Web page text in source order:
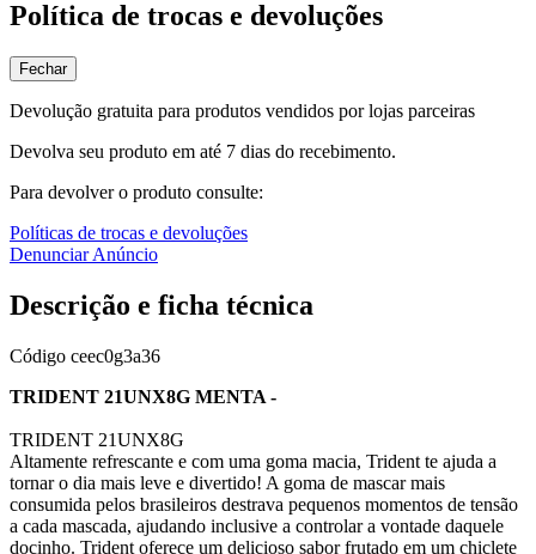
Política de trocas e devoluções
Fechar
Devolução gratuita para produtos vendidos por lojas parceiras
Devolva seu produto em até 7 dias do recebimento.
Para devolver o produto consulte:
Políticas de trocas e devoluções
Denunciar Anúncio
Descrição e ficha técnica
Código ceec0g3a36
TRIDENT 21UNX8G MENTA -
TRIDENT 21UNX8G
Altamente refrescante e com uma goma macia, Trident te ajuda a
tornar o dia mais leve e divertido! A goma de mascar mais
consumida pelos brasileiros destrava pequenos momentos de tensão
a cada mascada, ajudando inclusive a controlar a vontade daquele
docinho. Trident oferece um delicioso sabor frutado em um chiclete